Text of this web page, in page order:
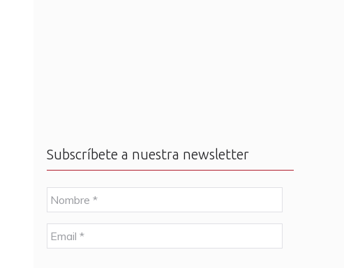
Subscríbete a nuestra newsletter
N
o
m
b
r
E
m